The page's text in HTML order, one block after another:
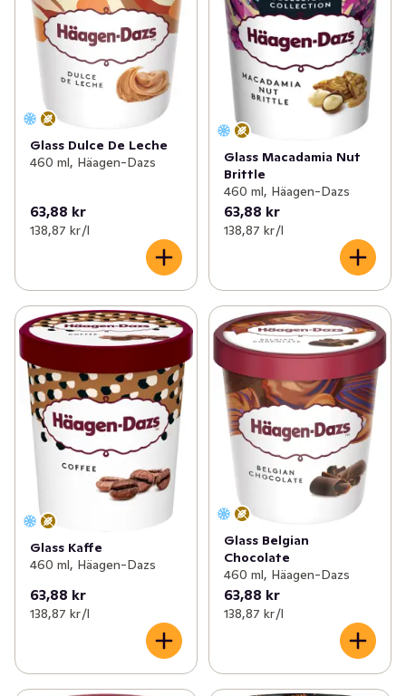
Glass Dulce De Leche
460 ml, Häagen-Dazs
63,88 kr
138,87 kr /l
Glass Macadamia Nut
Brittle
460 ml, Häagen-Dazs
63,88 kr
138,87 kr /l
Glass Kaffe
460 ml, Häagen-Dazs
63,88 kr
138,87 kr /l
Glass Belgian
Chocolate
460 ml, Häagen-Dazs
63,88 kr
138,87 kr /l